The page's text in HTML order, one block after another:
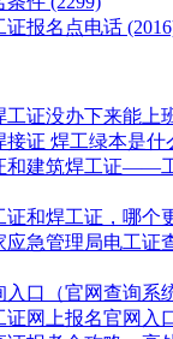
证报名点电话
工证没办下来能上
接证 焊工绿本是什
和建筑焊工证——
证和焊工证，哪个
应急管理局电工证
入口（官网查询系
证网上报名官网入